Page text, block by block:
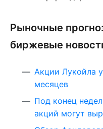
Рыночные
биржевые
Акции Лукойла
месяцев
Под конец
акций могут